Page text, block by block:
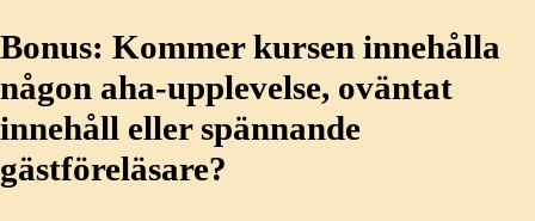
Bonus: Kommer kursen innehålla
någon aha-upplevelse, oväntat
innehåll eller spännande
gästföreläsare?